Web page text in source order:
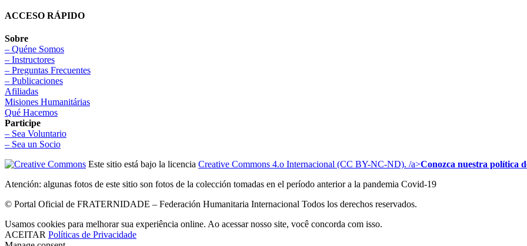
ACCESO RÁPIDO
Sobre
– Quéne Somos
– Instructores
– Preguntas Frecuentes
– Publicaciones
Afiliadas
Misiones Humanitárias
Qué Hacemos
Participe
– Sea Voluntario
– Sea un Socio
Este sitio está bajo la licencia Creative Commons 4.o Internacional (CC BY-NC-ND). /a>Conozca nuestra política
Atención: algunas fotos de este sitio son fotos de la colección tomadas en el período anterior a la pandemia Covid-19
© Portal Oficial de FRATERNIDADE – Federación Humanitaria Internacional Todos los derechos reservados.
Usamos cookies para melhorar sua experiência online. Ao acessar nosso site, você concorda com isso.
ACEITAR Políticas de Privacidade